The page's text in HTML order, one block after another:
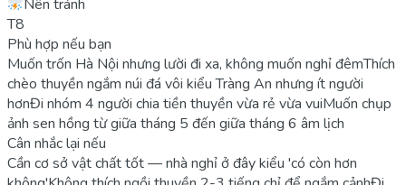
Nên tránh
T8
Phù hợp nếu bạn
Muốn trốn Hà Nội nhưng lười đi xa, không muốn nghỉ đêmThích
chèo thuyền ngắm núi đá vôi kiểu Tràng An nhưng ít người
hơnĐi nhóm 4 người chia tiền thuyền vừa rẻ vừa vuiMuốn chụp
ảnh sen hồng từ giữa tháng 5 đến giữa tháng 6 âm lịch
Cân nhắc lại nếu
Cần cơ sở vật chất tốt — nhà nghỉ ở đây kiểu 'có còn hơn